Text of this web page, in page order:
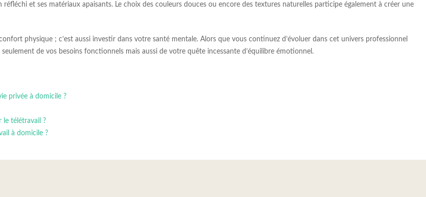
et ses matériaux apaisants. Le choix des couleurs douces ou encore des textures naturelles participe également à créer une
physique ; c’est aussi investir dans votre santé mentale. Alors que vous continuez d’évoluer dans cet univers professionnel
de vos besoins fonctionnels mais aussi de votre quête incessante d’équilibre émotionnel.
privée à domicile ?
le télétravail ?
à domicile ?